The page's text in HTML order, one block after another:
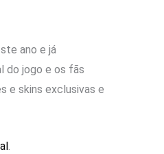
ano e já
do jogo e os fãs
e skins exclusivas e
.